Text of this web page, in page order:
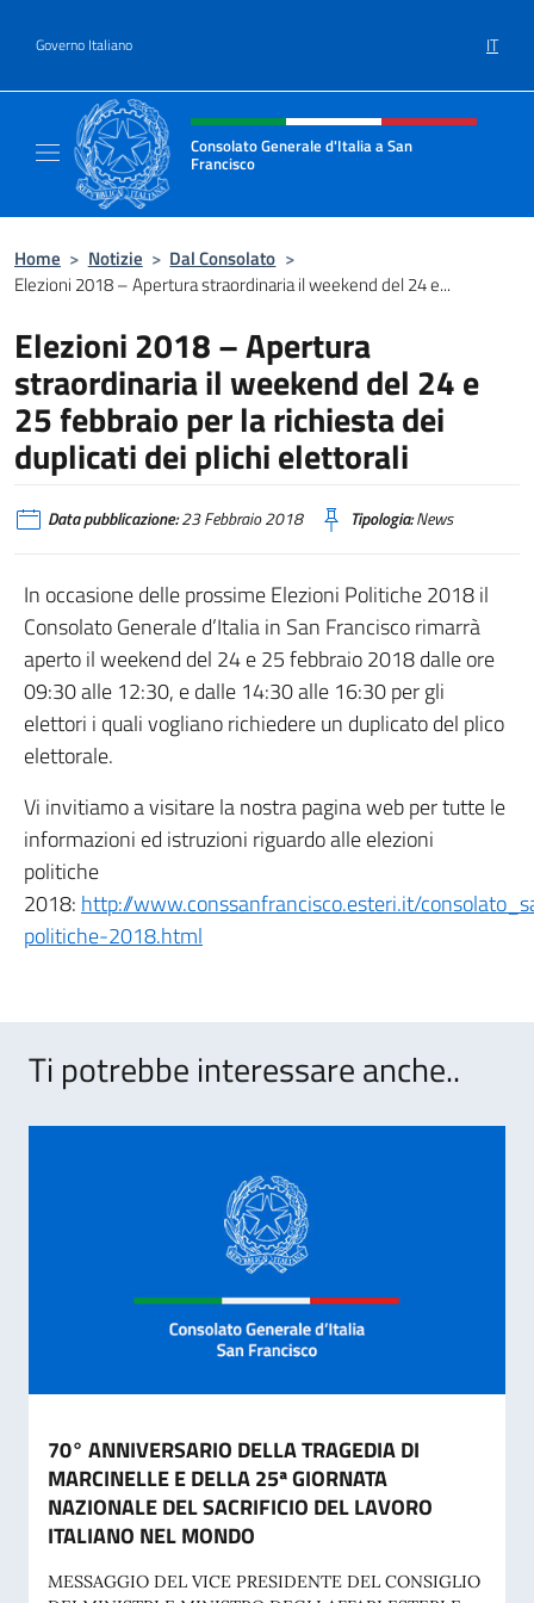
Governo Italiano IT
Intestazione sito, social e menù
Consolato Generale d'Italia a San
Francisco
Home > Notizie > Dal Consolato >
Elezioni 2018 – Apertura straordinaria il weekend del 24 e...
Elezioni 2018 – Apertura
straordinaria il weekend del 24 e
25 febbraio per la richiesta dei
duplicati dei plichi elettorali
Data pubblicazione:23 Febbraio 2018 Tipologia:News
In occasione delle prossime Elezioni Politiche 2018 il
Consolato Generale d’Italia in San Francisco rimarrà
aperto il weekend del 24 e 25 febbraio 2018 dalle ore
09:30 alle 12:30, e dalle 14:30 alle 16:30 per gli
elettori i quali vogliano richiedere un duplicato del plico
elettorale.
Vi invitiamo a visitare la nostra pagina web per tutte le
informazioni ed istruzioni riguardo alle elezioni
politiche
2018: http://www.conssanfrancisco.esteri.it/
politiche-2018.html
Ti potrebbe interessare anche..
70° ANNIVERSARIO DELLA TRAGEDIA DI
MARCINELLE E DELLA 25ª GIORNATA
NAZIONALE DEL SACRIFICIO DEL LAVORO
ITALIANO NEL MONDO
MESSAGGIO DEL VICE PRESIDENTE DEL CONSIGLIO